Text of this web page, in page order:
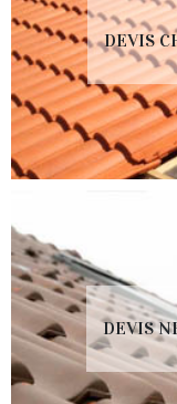
DEVIS
DEVIS